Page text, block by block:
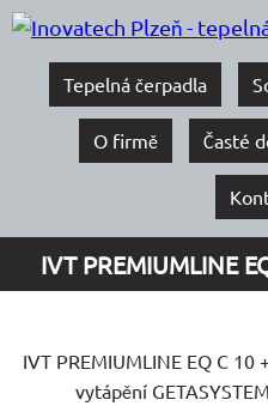
Tepelná čerpadla
O firmě Časté
IVT PREMIUMLINE
IVT PREMIUMLINE EQ C
vytápění